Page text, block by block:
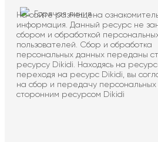
Горячая линия
На сайте размещена
информация. Данный ресурс не
сбором и обработкой
пользователей. Сбор и обработка
персональных данных переданы
ресурсу Dikidi. Находясь на
переходя на ресурс Dikidi, вы
на сбор и передачу
сторонним ресурсом Dikidi